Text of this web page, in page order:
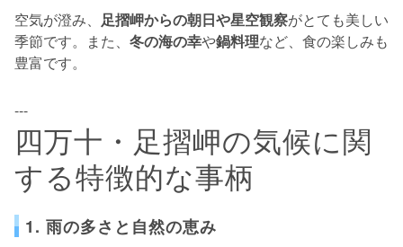
空気が澄み、 足摺岬からの朝日や星空観察がとても美しい
季節です。また、 冬の海の幸や鍋料理など、食の楽しみも
豊富です。
---
四万十・足摺岬の気候に関
する特徴的な事柄
1. 雨の多さと自然の恵み